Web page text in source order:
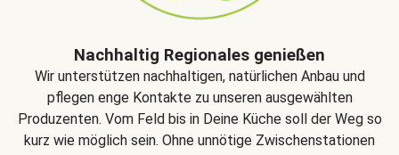
Nachhaltig Regionales genießen
Wir unterstützen nachhaltigen, natürlichen Anbau und
pflegen enge Kontakte zu unseren ausgewählten
Produzenten. Vom Feld bis in Deine Küche soll der Weg so
kurz wie möglich sein. Ohne unnötige Zwischenstationen